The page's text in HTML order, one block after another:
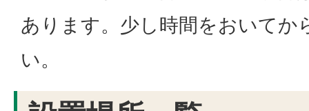
あります。少し時間をおいてか
い。